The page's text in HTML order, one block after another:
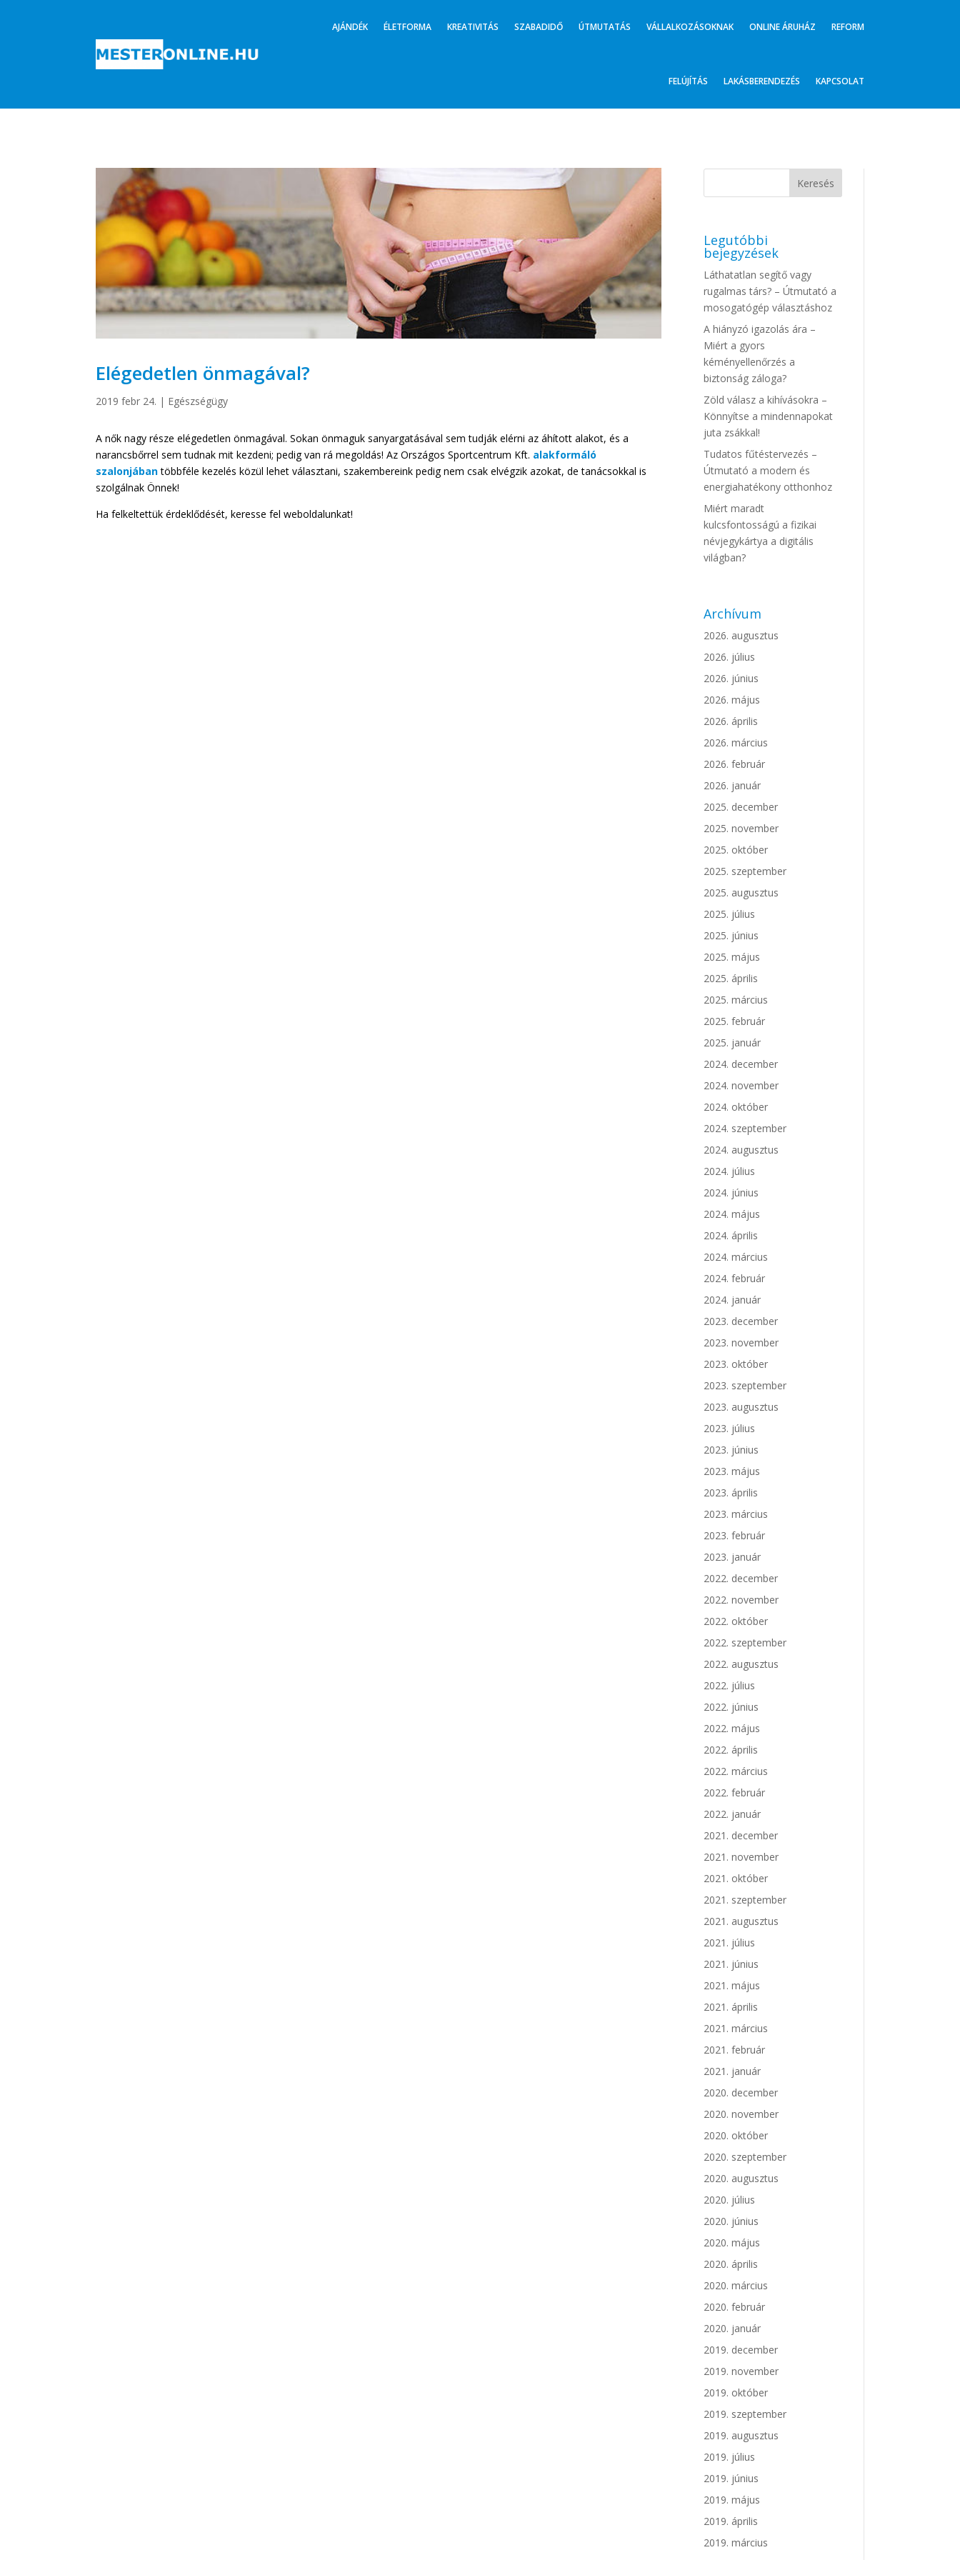
AJÁNDÉK ÉLETFORMA KREATIVITÁS SZABADIDŐ ÚTMUTATÁS VÁLLALKOZÁSOKNAK ONLINE ÁRUHÁZ REFORM
FELÚJÍTÁS LAKÁSBERENDEZÉS KAPCSOLAT
Elégedetlen önmagával?
2019 febr 24. | Egészségügy
A nők nagy része elégedetlen önmagával. Sokan önmaguk sanyargatásával sem tudják elérni az áhított alakot, és a
narancsbőrrel sem tudnak mit kezdeni; pedig van rá megoldás! Az Országos Sportcentrum Kft. alakformáló
szalonjában többféle kezelés közül lehet választani, szakembereink pedig nem csak elvégzik azokat, de tanácsokkal is
szolgálnak Önnek!
Ha felkeltettük érdeklődését, keresse fel weboldalunkat!
Legutóbbi
bejegyzések
Láthatatlan segítő vagy
rugalmas társ? – Útmutató a
mosogatógép választáshoz
A hiányzó igazolás ára –
Miért a gyors
kéményellenőrzés a
biztonság záloga?
Zöld válasz a kihívásokra –
Könnyítse a mindennapokat
juta zsákkal!
Tudatos fűtéstervezés –
Útmutató a modern és
energiahatékony otthonhoz
Miért maradt
kulcsfontosságú a fizikai
névjegykártya a digitális
világban?
Archívum
2026. augusztus
2026. július
2026. június
2026. május
2026. április
2026. március
2026. február
2026. január
2025. december
2025. november
2025. október
2025. szeptember
2025. augusztus
2025. július
2025. június
2025. május
2025. április
2025. március
2025. február
2025. január
2024. december
2024. november
2024. október
2024. szeptember
2024. augusztus
2024. július
2024. június
2024. május
2024. április
2024. március
2024. február
2024. január
2023. december
2023. november
2023. október
2023. szeptember
2023. augusztus
2023. július
2023. június
2023. május
2023. április
2023. március
2023. február
2023. január
2022. december
2022. november
2022. október
2022. szeptember
2022. augusztus
2022. július
2022. június
2022. május
2022. április
2022. március
2022. február
2022. január
2021. december
2021. november
2021. október
2021. szeptember
2021. augusztus
2021. július
2021. június
2021. május
2021. április
2021. március
2021. február
2021. január
2020. december
2020. november
2020. október
2020. szeptember
2020. augusztus
2020. július
2020. június
2020. május
2020. április
2020. március
2020. február
2020. január
2019. december
2019. november
2019. október
2019. szeptember
2019. augusztus
2019. július
2019. június
2019. május
2019. április
2019. március